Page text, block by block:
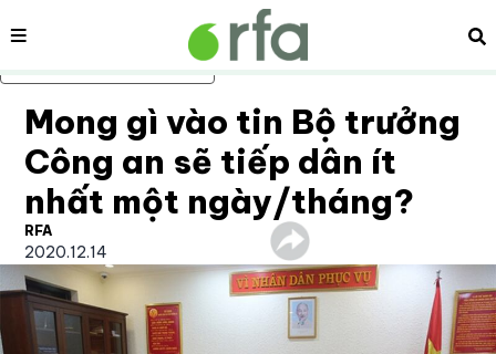
Bỏ qua nội dung chính
Nội dung
Mong gì vào tin Bộ trưởng
Công an sẽ tiếp dân ít
nhất một ngày/tháng?
RFA
2020.12.14